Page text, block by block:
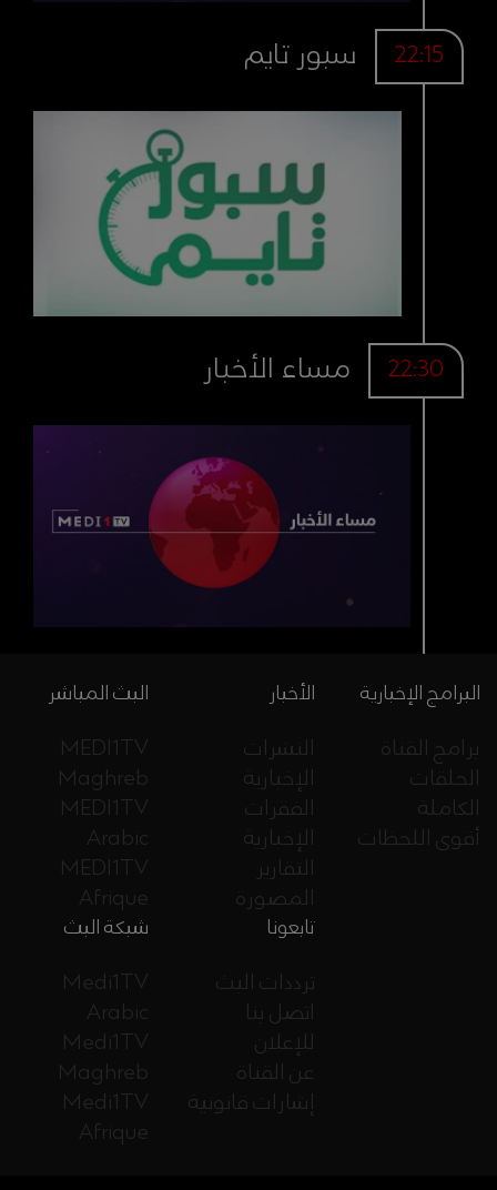
22:15 سبور تايم
22:30 مساء الأخبار
البث المباشر
MEDI1TV
Maghreb
MEDI1TV
Arabic
MEDI1TV
Afrique
الأخبار
النشرات
الإخبارية
الفقرات
الإخبارية
التقارير
المصورة
البرامج الإخبارية
برامج القناة
الحلقات
الكاملة
أقوى اللحظات
شبكة البث
Medi1TV
Arabic
Medi1TV
Maghreb
Medi1TV
Afrique
تابعونا
ترددات البث
اتصل بنا
للإعلان
عن القناة
إشارات قانونية